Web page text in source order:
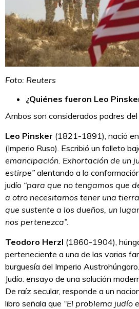
Foto: Reuters
¿Quiénes fueron Leo
Ambos son considerados padres del
Leo Pinsker (1821-1891), nació
(Imperio Ruso). Escribió un folleto
emancipación. Exhortación de un
estirpe” alentando a la
judío “para que no tengamos que
a otro necesitamos tener una
que sustente a los dueños, un
nos pertenezca”.
Teodoro Herzl (1860-1904),
perteneciente a una de las varias
burguesía del Imperio
Judío: ensayo de una solución
De raíz secular, responde a un
libro señala que “El problema judío